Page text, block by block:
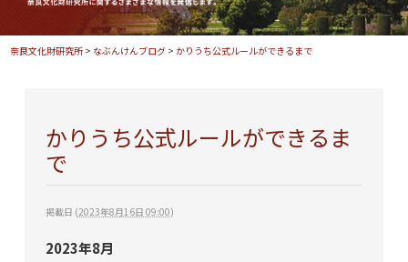
奈良文化財研究所 > なぶんけんブログ >かりうち公式ルールができるまで
かりうち公式ルールができるま
で
掲載日 (2023年8月16日 09:00)
2023年8月